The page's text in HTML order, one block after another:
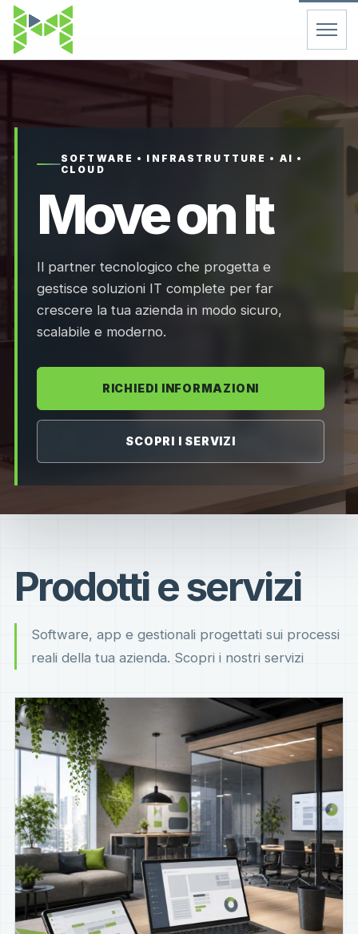
Servizi
Chi Siamo
Contatti
FAQ
Support
SOFTWARE • INFRASTRUTTURE • AI •
CLOUD
Move on It
Il partner tecnologico che progetta e
gestisce soluzioni IT complete per far
crescere la tua azienda in modo sicuro,
scalabile e moderno.
RICHIEDI INFORMAZIONI
SCOPRI I SERVIZI
Prodotti e servizi
Software, app e gestionali progettati sui processi
reali della tua azienda. Scopri i nostri servizi